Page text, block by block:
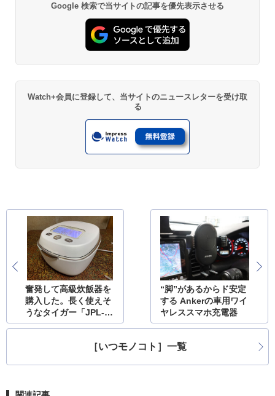
Google 検索で当サイトの記事を優先表示させる
Watch+会員に登録して、当サイトのニュースレターを受け取
る
奮発して高級炊飯器を
購入した。長く使えそ
うなタイガー「JPL-A
100」
“脚”があるからド安定
する Ankerの車用ワイ
ヤレススマホ充電器
［いつモノコト］一覧